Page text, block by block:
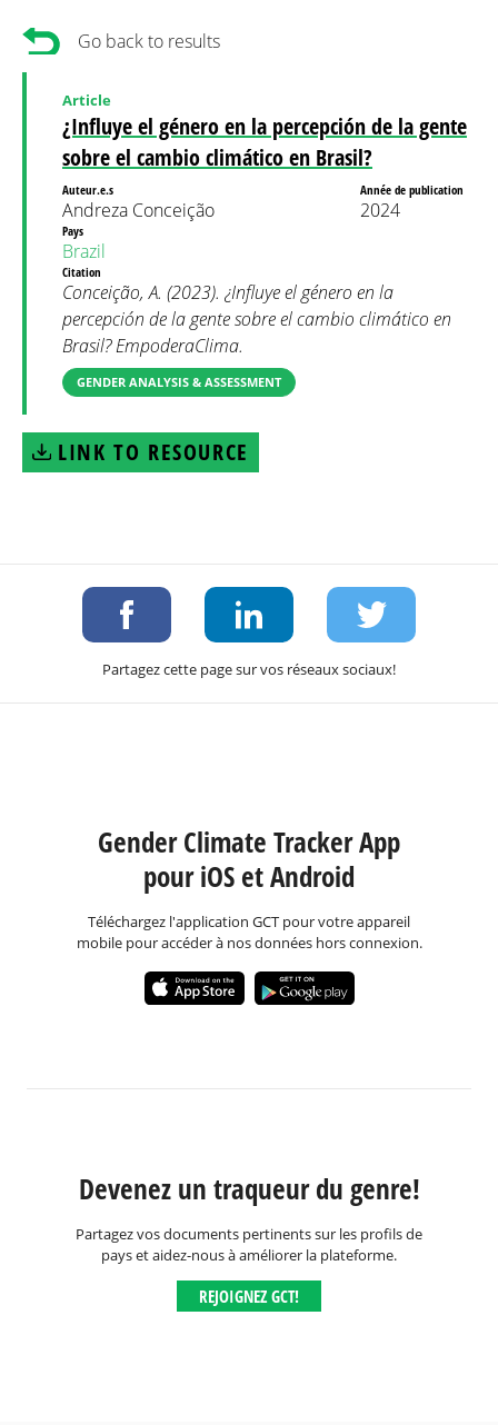
Go back to results
¿Influye el género en la percepción de la gente
sobre el cambio climático en Brasil?
Article
Auteur.e.s
Andreza Conceição
Année de publication
2024
Pays
Brazil
Citation
Conceição, A. (2023). ¿Influye el género en la
percepción de la gente sobre el cambio climático en
Brasil? EmpoderaClima.
GENDER ANALYSIS & ASSESSMENT
LINK TO RESOURCE
Partagez cette page sur vos réseaux sociaux!
Gender Climate Tracker App
pour iOS et Android
Téléchargez l'application GCT pour votre appareil
mobile pour accéder à nos données hors connexion.
Devenez un traqueur du genre!
Partagez vos documents pertinents sur les profils de
pays et aidez-nous à améliorer la plateforme.
REJOIGNEZ GCT!